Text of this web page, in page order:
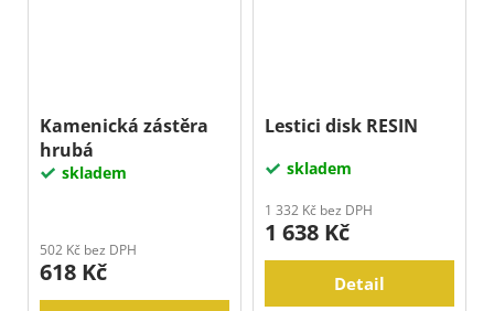
Kamenická zástěra
hrubá
skladem
502 Kč bez DPH
618 Kč
Lestici disk RESIN
skladem
1 332 Kč bez DPH
1 638 Kč
Detail